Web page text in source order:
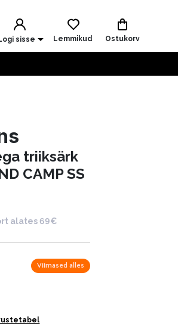
sisse Lemmikud Ostukorv
triiksärk
CAMP SS
alates 69€
Viimased alles